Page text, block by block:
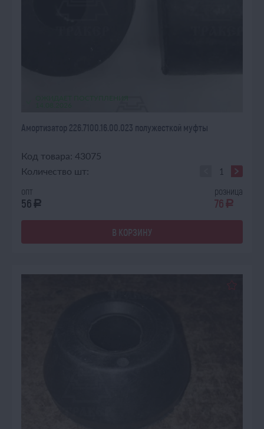
Амортизатор 226.7100.16.00.023 полужесткой муфты
Код товара: 43075
Количество шт:
опт
56 a
розница
76 a
В КОРЗИНУ